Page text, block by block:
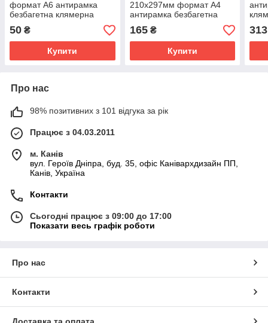
формат А6 антирамка
безбагетна клямерна
рамка-кліп "рамка без
рамки"
50 ₴
Купити
210х297мм формат А4
антирамка безбагетна
клямерная рамка-кліп або
"рамка без рамки"
165₴
Купити
313
Про нас
98% позитивних з 101 відгука за рік
Працює з 04.03.2011
м. Канів
вул. Героїв Дніпра, буд. 35, офіс Канівархдизайн ПП,
Канів, Україна
Контакти
Сьогодні працює з 09:00 до 17:00
Показати весь графік роботи
Про нас
Контакти